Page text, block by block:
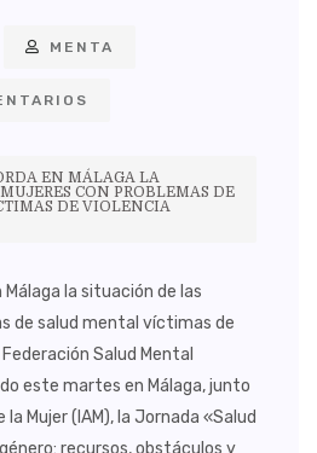
MENTA
EN MÁLAGA LA
CON PROBLEMAS DE
DE VIOLENCIA
la situación de las
de salud mental víctimas de
Salud Mental
este martes en Málaga, junto
Mujer (IAM), la Jornada «Salud
recursos, obstáculos y